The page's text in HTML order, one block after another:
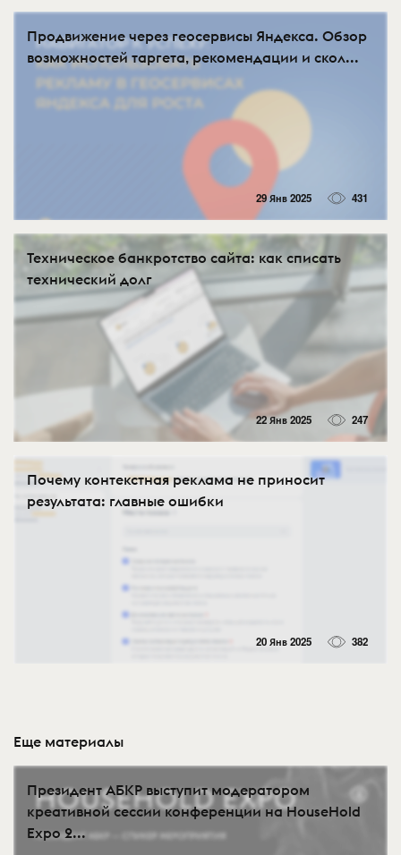
Продвижение через геосервисы Яндекса. Обзор
возможностей таргета, рекомендации и скол...
29 Янв 2025 431
Техническое банкротство сайта: как списать
технический долг
22 Янв 2025 247
Почему контекстная реклама не приносит
результата: главные ошибки
20 Янв 2025 382
Еще материалы
Президент АБКР выступит модератором
креативной сессии конференции на HouseHold
Expo 2...